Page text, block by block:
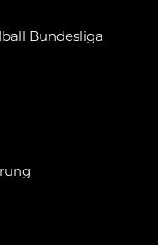
Bundesliga